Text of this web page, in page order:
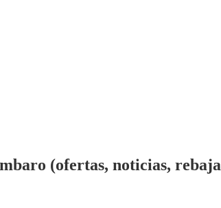
(ofertas, noticias,